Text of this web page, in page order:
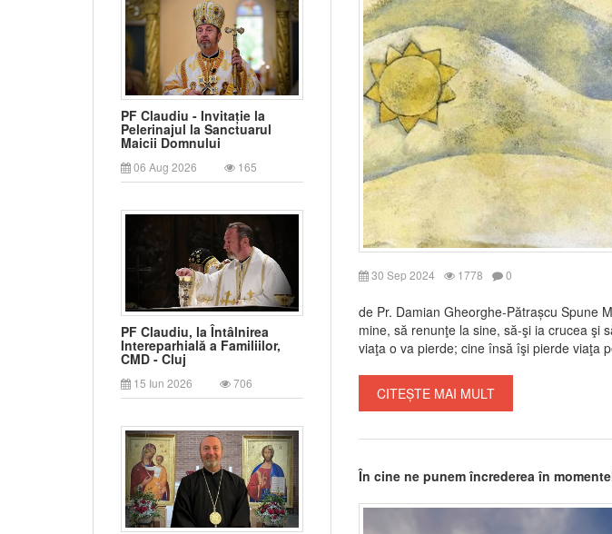
PF Claudiu - Invitație la
Pelerinajul la Sanctuarul
Maicii Domnului
06 Aug 2026 165
PF Claudiu, la Întâlnirea
Intereparhială a Familiilor,
CMD - Cluj
15 Iun 2026 706
30 Sep 2024 1778 0
de Pr. Damian Gheorghe-Pătrașcu Spune
mine, să renunţe la sine, să-şi ia crucea şi
viaţa o va pierde; cine însă îşi pierde viaţa
CITEȘTE MAI MULT
În cine ne punem încrederea în